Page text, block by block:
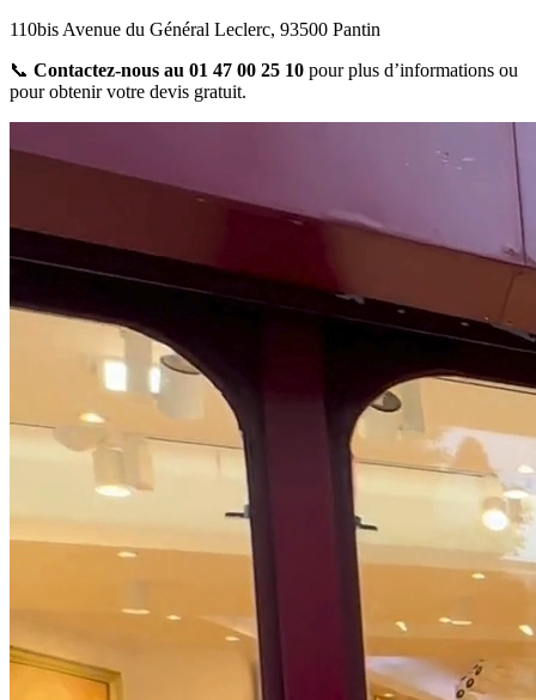
110bis Avenue du Général Leclerc, 93500 Pantin
📞 Contactez-nous au 01 47 00 25 10 pour plus d’informations ou
pour obtenir votre devis gratuit.